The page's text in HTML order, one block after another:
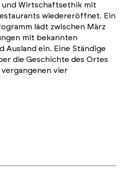
und Wirtschaftsethik mit
wiedereröffnet. Ein
lädt zwischen März
mit bekannten
Ausland ein. Eine Ständige
die Geschichte des Ortes
vergangenen vier